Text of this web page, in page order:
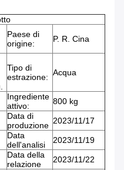
Paese di
origine:
P. R. Cina
Tipo di
estrazione: Acqua
Ingrediente
attivo:
800 kg
Data di
produzione 2023/11/17
Data
dell'analisi
2023/11/19
Data della
relazione
2023/11/22